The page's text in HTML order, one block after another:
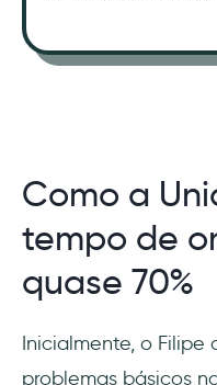
Como a
tempo de
quase 70%
Inicialmente, o Filipe
problemas básicos